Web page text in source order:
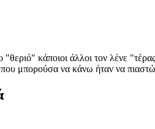
"θεριό" κάποιοι άλλοι τον λένε
μπορούσα να κάνω ήταν να